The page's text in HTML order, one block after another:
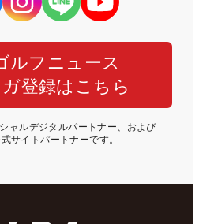
ルフニュース
登録はこちら
ャルデジタルパートナー、および
サイトパートナーです。